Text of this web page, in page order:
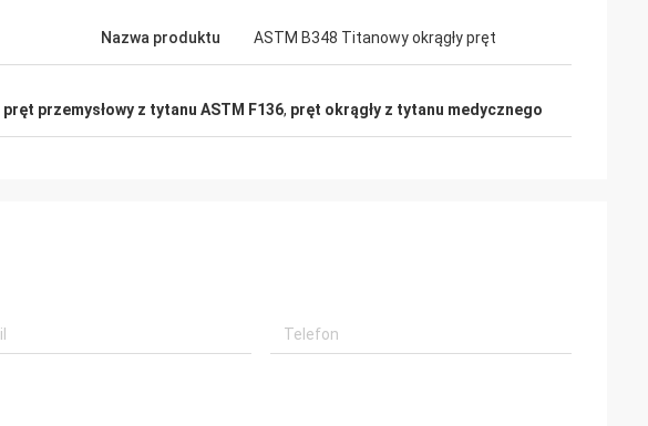
Nazwa produktu ASTM B348 Titanowy okrągły pręt
pręt przemysłowy z tytanu ASTM F136, pręt okrągły z tytanu medycznego